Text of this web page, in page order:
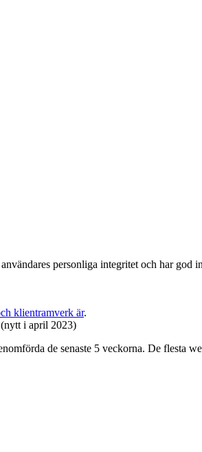
personliga integritet och har god
klient­ramverk är.
(nytt i april 2023)
de senaste 5 veckorna. De flesta